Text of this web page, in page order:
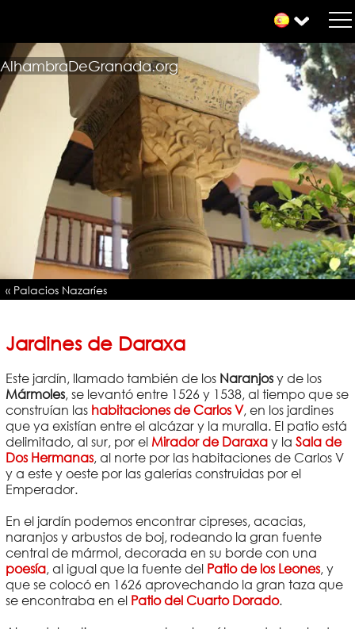
AlhambraDeGranada.org
« Palacios Nazaríes
Jardines de Daraxa
Este jardín, llamado también de los Naranjosy de los
Mármoles, se levantó entre 1526 y 1538, al tiempo que se
construían las habitaciones de Carlos V, en los jardines
que ya existían entre el alcázar y la muralla. El patio está
delimitado, al sur, por el Mirador de Daraxay la Sala de
Dos Hermanas, al norte por las habitaciones de Carlos V
y a este y oeste por las galerías construidas por el
Emperador.
En el jardín podemos encontrar cipreses, acacias,
naranjos y arbustos de boj, rodeando la gran fuente
central de mármol, decorada en su borde con una
poesía, al igual que la fuente del Patio de los Leones, y
que se colocó en 1626 aprovechando la gran taza que
se encontraba en el Patio del Cuarto Dorado.